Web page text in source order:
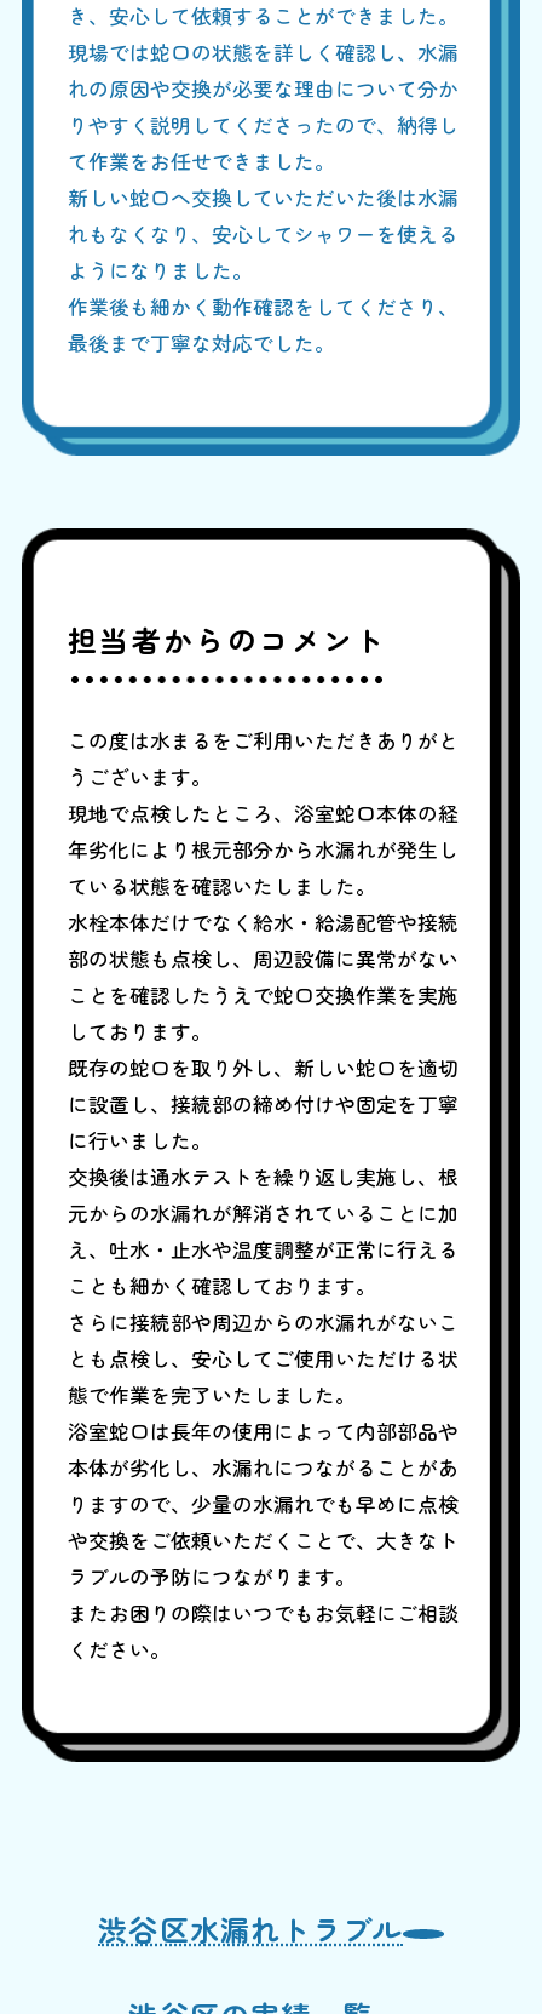
き、安心して依頼することができました。
現場では蛇口の状態を詳しく確認し、水漏
れの原因や交換が必要な理由について分か
りやすく説明してくださったので、納得し
て作業をお任せできました。
新しい蛇口へ交換していただいた後は水漏
れもなくなり、安心してシャワーを使える
ようになりました。
作業後も細かく動作確認をしてくださり、
最後まで丁寧な対応でした。
担当者からのコメント
この度は水まるをご利用いただきありがと
うございます。
現地で点検したところ、浴室蛇口本体の経
年劣化により根元部分から水漏れが発生し
ている状態を確認いたしました。
水栓本体だけでなく給水・給湯配管や接続
部の状態も点検し、周辺設備に異常がない
ことを確認したうえで蛇口交換作業を実施
しております。
既存の蛇口を取り外し、新しい蛇口を適切
に設置し、接続部の締め付けや固定を丁寧
に行いました。
交換後は通水テストを繰り返し実施し、根
元からの水漏れが解消されていることに加
え、吐水・止水や温度調整が正常に行える
ことも細かく確認しております。
さらに接続部や周辺からの水漏れがないこ
とも点検し、安心してご使用いただける状
態で作業を完了いたしました。
浴室蛇口は長年の使用によって内部部品や
本体が劣化し、水漏れにつながることがあ
りますので、少量の水漏れでも早めに点検
や交換をご依頼いただくことで、大きなト
ラブルの予防につながります。
またお困りの際はいつでもお気軽にご相談
ください。
渋谷区水漏れトラブル